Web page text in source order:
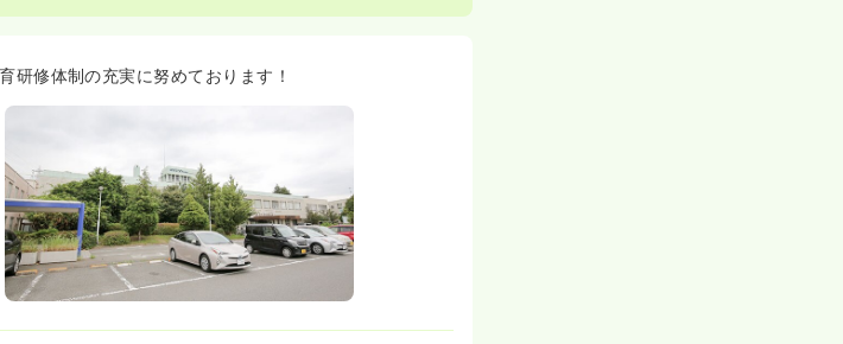
研修に積極的に参加している方も複数いらっしゃい
院だからこそ、系列看護学校からも新卒を病院全体
す。またJCHO看護師ラダーも取り入れ、各自の目標
っています♪
するためスタッフ全員が教育に取り組んでいるため
研修体制の充実に努めております！